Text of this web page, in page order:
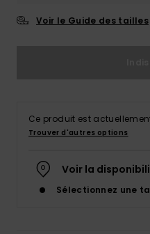
Voir le Guide des tailles
Ce produit est
Trouver d'autres options
Voir la
Sélectionnez une